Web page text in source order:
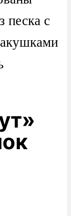
песка с